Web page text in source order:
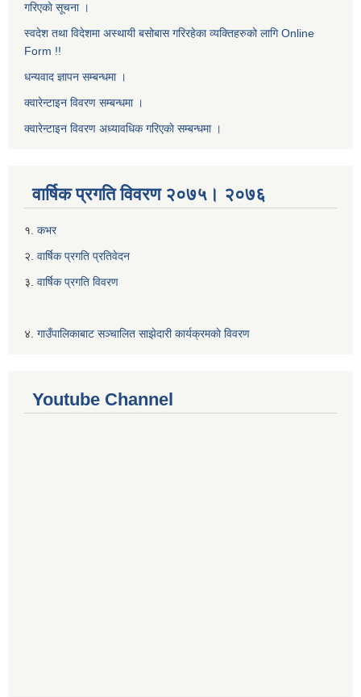
गरिएकाे सूचना ।
स्वदेश तथा विदेशमा अस्थायी बसोबास गरिरहेका व्यक्तिहरुको लागि Online
Form !!
धन्यवाद ज्ञापन सम्बन्धमा ।
क्वारेन्टाइन विवरण सम्बन्धमा ।
क्वारेन्टाइन विवरण अध्यावधिक गरिएकाे सम्बन्धमा ।
वार्षिक प्रगति विवरण २०७५। २०७६
१. कभर
२. वार्षिक प्रगति प्रतिवेदन
३. वार्षिक प्रगति विवरण
४. गाउँपालिकाबाट सञ्चालित साझेदारी कार्यक्रमकाे विवरण
Youtube Channel